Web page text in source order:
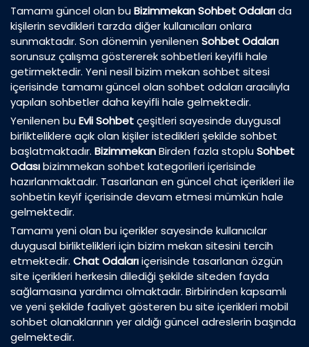
Tamamı güncel olan buBizimmekan Sohbet Odalarıda
kişilerin sevdikleri tarzda diğer kullanıcıları onlara
sunmaktadır. Son dönemin yenilenenSohbet Odaları
sorunsuz çalışma göstererek sohbetleri keyifli hale
getirmektedir. Yeni nesil bizim mekan sohbet sitesi
içerisinde tamamı güncel olan sohbet odaları aracılıyla
yapılan sohbetler daha keyifli hale gelmektedir.
Yenilenen buEvli Sohbetçeşitleri sayesinde duygusal
birlikteliklere açık olan kişiler istedikleri şekilde sohbet
başlatmaktadır. BizimmekanBirden fazla stopluSohbet
Odasıbizimmekan sohbet kategorileri içerisinde
hazırlanmaktadır. Tasarlanan en güncel chat içerikleri ile
sohbetin keyif içerisinde devam etmesi mümkün hale
gelmektedir.
Tamamı yeni olan bu içerikler sayesinde kullanıcılar
duygusal birliktelikleri için bizim mekan sitesini tercih
etmektedir. Chat Odalarıiçerisinde tasarlanan özgün
site içerikleri herkesin dilediği şekilde siteden fayda
sağlamasına yardımcı olmaktadır. Birbirinden kapsamlı
ve yeni şekilde faaliyet gösteren bu site içerikleri mobil
sohbet olanaklarının yer aldığı güncel adreslerin başında
gelmektedir.